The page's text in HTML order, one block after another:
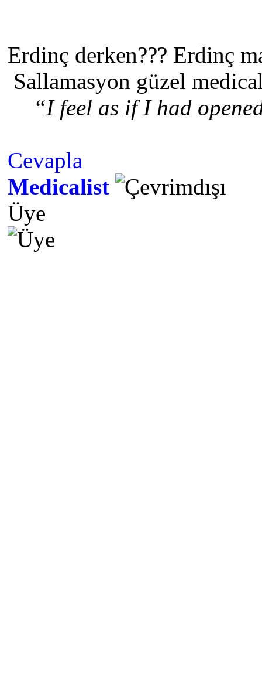
Erdinç derken??? Erdinç
Sallamasyon güzel
“I feel as if I had
Cevapla
Medicalist
Üye